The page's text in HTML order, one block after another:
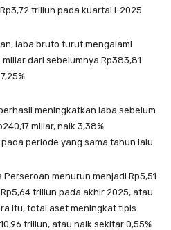
triliun pada kuartal I-2025.
laba bruto turut mengalami
dari sebelumnya Rp383,81
meningkatkan laba sebelum
miliar, naik 3,38%
periode yang sama tahun lalu.
menurun menjadi Rp5,51
triliun pada akhir 2025, atau
itu, total aset meningkat tipis
triliun, atau naik sekitar 0,55%.